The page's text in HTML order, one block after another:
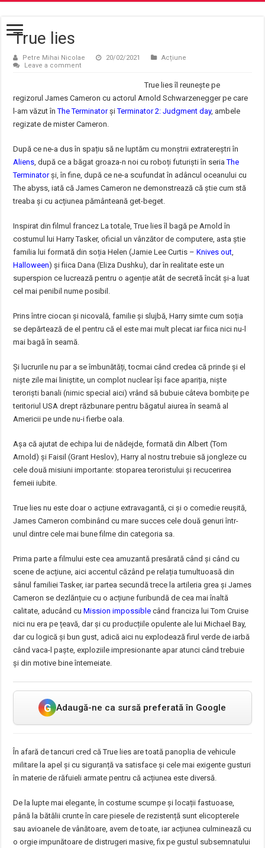
True lies
Petre Mihai Nicolae 20/02/2021
Acțiune
Leave a comment
True lies îl reunește pe
regizorul James Cameron cu actorul Arnold Schwarzenegger pe care
l-am văzut înThe TerminatorșiTerminator 2: Judgment day, ambele
regizate de mister Cameron.
După ce ne-a dus în spațiu să ne luptăm cu monștrii extratereștri în
Aliens, după ce a băgat groaza-n noi cu roboți futuriști în seriaThe
Terminatorși, în fine, după ce ne-a scufundat în adâncul oceanului cu
The abyss, iată că James Cameron ne demonstrează că știe cum stă
treaba și cu acțiunea pământeană get-beget.
Inspirat din filmul francez La totale, True lies îl bagă pe Arnold în
costumul lui Harry Tasker, oficial un vânzător de computere, asta știe
familia lui formată din soția Helen (Jamie Lee Curtis –Knives out,
Halloween) și fiica Dana (Eliza Dushku), dar în realitate este un
superspion ce lucrează pentru o agenție atât de secretă încât și-a luat
cel mai penibil nume posibil.
Prins între ciocan și nicovală, familie și slujbă, Harry simte cum soția
se depărtează de el pentru că el este mai mult plecat iar fiica nici nu-l
mai bagă în seamă.
Și lucrurile nu par a se îmbunătăți, tocmai când credea că prinde și el
niște zile mai liniștite, un complot nuclear își face apariția, niște
teroriști banali (nimic special aici) vrând să bubuie câteva bombițe pe
teritoriul USA drept răzbunare pentru băgatul aiurea în seamă al
Americii pe unde nu-i fierbe oala.
Așa că ajutat de echipa lui de nădejde, formată din Albert (Tom
Arnold) și Faisil (Grant Heslov), Harry al nostru trebuie să jongleze cu
cele două misiuni importante: stoparea teroristului și recucerirea
femeii iubite.
True lies nu este doar o acțiune extravagantă, ci și o comedie reușită,
James Cameron combinând cu mare succes cele două genuri într-
unul dintre cele mai bune filme din categoria sa.
Prima parte a filmului este cea amuzantă presărată când și când cu
scene de acțiune, aici accentul căzând pe relația tumultuoasă din
sânul familiei Tasker, iar partea secundă trece la artileria grea și James
Cameron se dezlănțuie cu o acțiune furibundă de cea mai înaltă
calitate, aducând cuMission impossible când franciza lui Tom Cruise
nici nu era pe țeavă, dar și cu producțiile opulente ale lui Michael Bay,
dar cu logică și bun gust, adică aici nu explodează firul verde de iarbă
când vaca-l paște, exploziile impresionante apar atunci când trebuie
și din motive bine întemeiate.
G Adaugă-ne ca sursă preferată în Google
În afară de tancuri cred că True lies are toată panoplia de vehicule
militare la apel și cu siguranță va satisface și cele mai exigente gusturi
în materie de răfuieli armate pentru că acțiunea este diversă.
De la lupte mai elegante, în costume scumpe și locații fastuoase,
până la bătălii crunte în care piesele de rezistență sunt elicopterele
sau avioanele de vânătoare, avem de toate, iar acțiunea culminează cu
o orgie impunătoare de distrugeri masive, fix pe gustul subsemnatului